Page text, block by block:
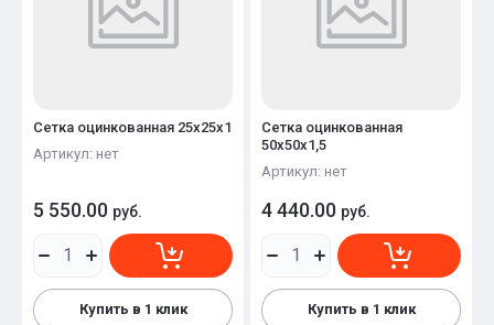
Сетка оцинкованная 25х25х1
Артикул: нет
5 550.00 руб.
Купить в 1 клик
Сетка оцинкованная
50х50х1,5
Артикул: нет
4 440.00 руб.
Купить в 1 клик